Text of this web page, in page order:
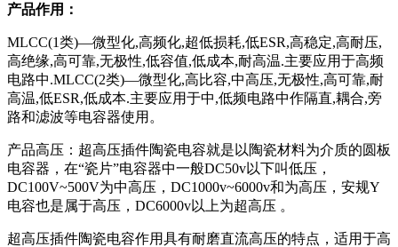
产品作用：
MLCC(1类)—微型化,高频化,超低损耗,低ESR,高稳定,高耐压,
高绝缘,高可靠,无极性,低容值,低成本,耐高温.主要应用于高频
电路中.MLCC(2类)—微型化,高比容,中高压,无极性,高可靠,耐
高温,低ESR,低成本.主要应用于中,低频电路中作隔直,耦合,旁
路和滤波等电容器使用。
产品高压：超高压插件陶瓷电容就是以陶瓷材料为介质的圆板
电容器，在“瓷片”电容器中一般DC50v以下叫低压，
DC100V~500V为中高压，DC1000v~6000v和为高压，安规Y
电容也是属于高压，DC6000v以上为超高压 。
超高压插件陶瓷电容作用具有耐磨直流高压的特点，适用于高